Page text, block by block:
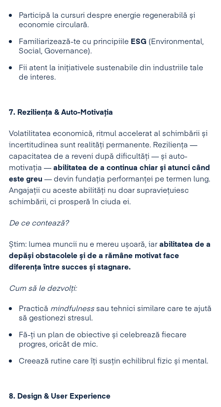
Participă la cursuri despre energie regenerabilă și
economie circulară.
Familiarizează-te cu principiile ESG (Environmental,
Social, Governance).
Fii atent la inițiativele sustenabile din industriile tale
de interes.
7. Reziliența & Auto-Motivația
Volatilitatea economică, ritmul accelerat al schimbării și
incertitudinea sunt realități permanente. Reziliența —
capacitatea de a reveni după dificultăți — și auto-
motivația — abilitatea de a continua chiar și atunci când
este greu — devin fundația performanței pe termen lung.
Angajații cu aceste abilități nu doar supraviețuiesc
schimbării, ci prosperă în ciuda ei.
De ce contează?
Știm: lumea muncii nu e mereu ușoară, iar abilitatea de a
depăși obstacolele și de a rămâne motivat face
diferența între succes și stagnare.
Cum să le dezvolți:
Practică mindfulness sau tehnici similare care te ajută
să gestionezi stresul.
Fă-ți un plan de obiective și celebrează fiecare
progres, oricât de mic.
Creează rutine care îți susțin echilibrul fizic și mental.
8. Design & User Experience